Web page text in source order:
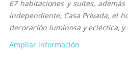
67 habitaciones y suites,
independiente, Casa Privada, el
decoración luminosa y ecléctica,
Ampliar información